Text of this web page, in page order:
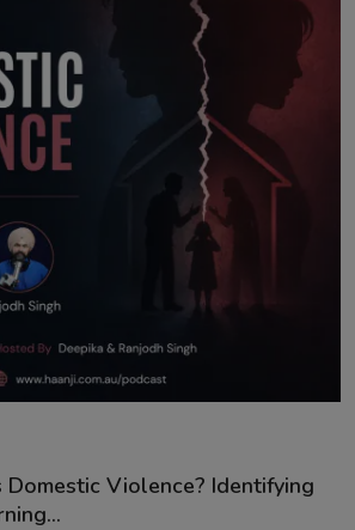
Domestic Violence? Identifying